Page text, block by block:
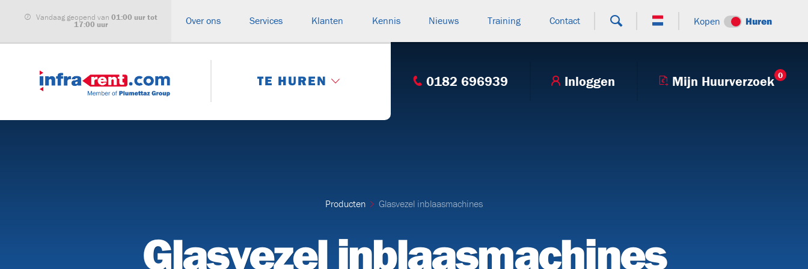
Vandaag geopend van 01:00 uur tot
17:00 uur Over ons Services Klanten Kennis Nieuws Training Contact Kopen Huren
TE HUREN 0182 696939 Inloggen Mijn Huurverzoek 0
Compressoren
BUIZENWAGENS
Producten Glasvezel inblaasmachines
Glasvezel inblaasmachines